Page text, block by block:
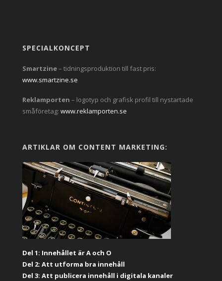
SPECIALKONCEPT
Smartzine– tidningsproduktion till fast pris:
www.smartzine.se
Reklamporten – logotyp och grafisk profil till nystartade
småföretag: www.reklamporten.se
ARTIKLAR OM CONTENT MARKETING:
Del 1: Innehållet är A och O
Del 2: Att utforma bra innehåll
Del 3: Att publicera innehåll i digitala kanaler